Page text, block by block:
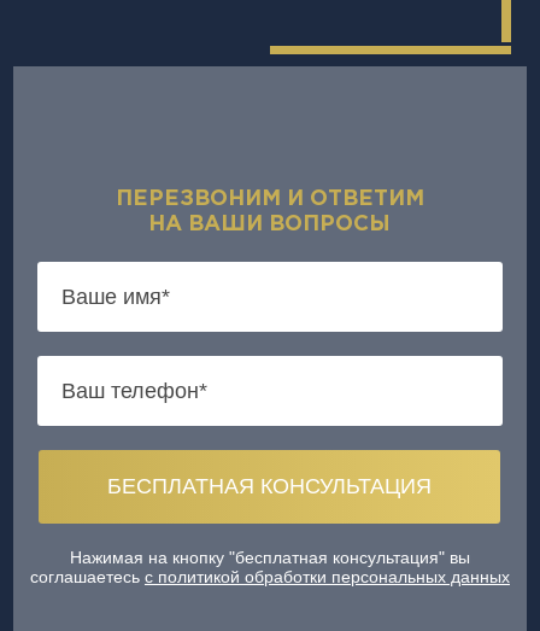
ПЕРЕЗВОНИМ И ОТВЕТИМ
НА ВАШИ ВОПРОСЫ
Нажимая на кнопку "бесплатная консультация" вы
соглашаетесь с политикой обработки персональных данных